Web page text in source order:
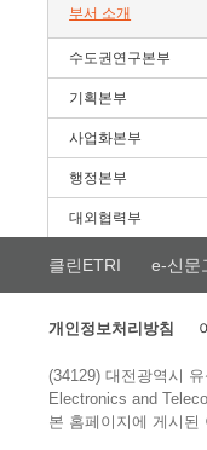
부서 소개
수도권연구본부
기획본부
사업화본부
행정본부
대외협력부
클린ETRI e-신문
개인정보처리방침
(34129) 대전광역시
Electronics and
본 홈페이지에 게시